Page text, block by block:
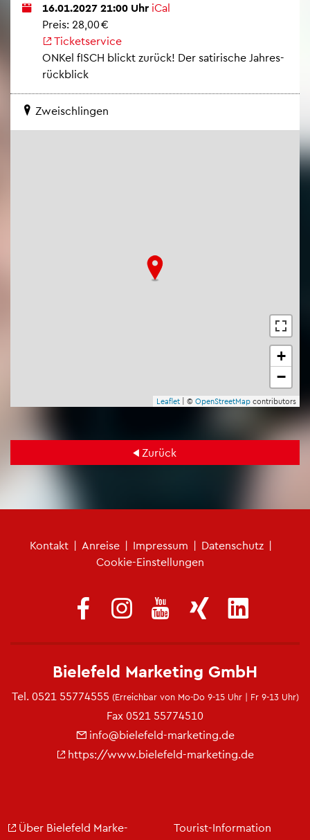
16.01.2027 21:00 Uhr iCal
Preis: 28,00 €
Ti­cket­ser­vice
ONKel fISCH blickt zu­rück! Der sa­ti­ri­sche Jah­res­
rück­blick
Zwei­sch­lin­gen
+
−
Leaf­let | © Open­Street­Map con­tri­bu­tors
Zu­rück
Kon­takt | An­rei­se | Im­pres­sum | Da­ten­schutz |
Coo­kie-Ein­stel­lun­gen
Bie­le­feld Mar­ke­ting GmbH
Tel. 0521 55774555 (Er­reich­bar von Mo-Do 9-15 Uhr | Fr 9-13 Uhr)
Fax 0521 55774510
info@​bielefeld-​marketing.​de
https://​www.​bielefeld-​marketing.​de
Über Bie­le­feld Mar­ke­
Tou­rist-In­for­ma­ti­on